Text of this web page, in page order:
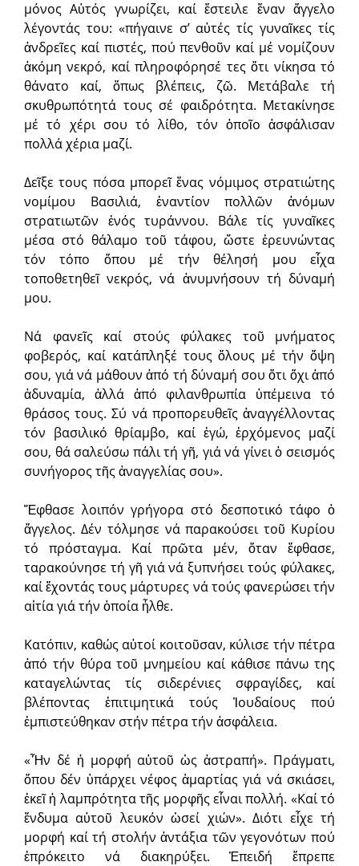
μόνος Αὐτός γνωρίζει, καί ἔστειλε ἕναν ἄγγελο
λέγοντάς του: «πήγαινε σ’ αὐτές τίς γυναῖκες τίς
ἀνδρεῖες καί πιστές, πού πενθοῦν καί μέ νομίζουν
ἀκόμη νεκρό, καί πληροφόρησέ τες ὅτι νίκησα τό
θάνατο καί, ὅπως βλέπεις, ζῶ. Μετάβαλε τή
σκυθρωπότητά τους σέ φαιδρότητα. Μετακίνησε
μέ τό χέρι σου τό λίθο, τόν ὁποῖο ἀσφάλισαν
πολλά χέρια μαζί.
Δεῖξε τους πόσα μπορεῖ ἕνας νόμιμος στρατιώτης
νομίμου Βασιλιά, ἐναντίον πολλῶν ἀνόμων
στρατιωτῶν ἑνός τυράννου. Βάλε τίς γυναῖκες
μέσα στό θάλαμο τοῦ τάφου, ὥστε ἐρευνώντας
τόν τόπο ὅπου μέ τήν θέλησή μου εἶχα
τοποθετηθεῖ νεκρός, νά ἀνυμνήσουν τή δύναμή
μου.
Νά φανεῖς καί στούς φύλακες τοῦ μνήματος
φοβερός, καί κατάπληξέ τους ὅλους μέ τήν ὄψη
σου, γιά νά μάθουν ἀπό τή δύναμή σου ὅτι ὄχι ἀπό
ἀδυναμία, ἀλλά ἀπό φιλανθρωπία ὑπέμεινα τό
θράσος τους. Σύ νά προπορευθεῖς ἀναγγέλλοντας
τόν βασιλικό θρίαμβο, καί ἐγώ, ἐρχόμενος μαζί
σου, θά σαλεύσω πάλι τή γῆ, γιά νά γίνει ὁ σεισμός
συνήγορος τῆς ἀναγγελίας σου».
Ἔφθασε λοιπόν γρήγορα στό δεσποτικό τάφο ὁ
ἄγγελος. Δέν τόλμησε νά παρακούσει τοῦ Κυρίου
τό πρόσταγμα. Καί πρῶτα μέν, ὅταν ἔφθασε,
ταρακούνησε τή γῆ γιά νά ξυπνήσει τούς φύλακες,
καί ἔχοντάς τους μάρτυρες νά τούς φανερώσει τήν
αἰτία γιά τήν ὁποία ἦλθε.
Κατόπιν, καθώς αὐτοί κοιτοῦσαν, κύλισε τήν πέτρα
ἀπό τήν θύρα τοῦ μνημείου καί κάθισε πάνω της
καταγελώντας τίς σιδερένιες σφραγίδες, καί
βλέποντας ἐπιτιμητικά τούς Ἰουδαίους πού
ἐμπιστεύθηκαν στήν πέτρα τήν ἀσφάλεια.
«Ἦν δέ ἡ μορφή αὐτοῦ ὡς ἀστραπή». Πράγματι,
ὅπου δέν ὑπάρχει νέφος ἁμαρτίας γιά νά σκιάσει,
ἐκεῖ ἡ λαμπρότητα τῆς μορφῆς εἶναι πολλή. «Καί τό
ἔνδυμα αὐτοῦ λευκόν ὡσεί χιών». Διότι εἶχε τή
μορφή καί τή στολήν ἀντάξια τῶν γεγονότων πού
ἐπρόκειτο νά διακηρύξει. Ἐπειδή ἔπρεπε